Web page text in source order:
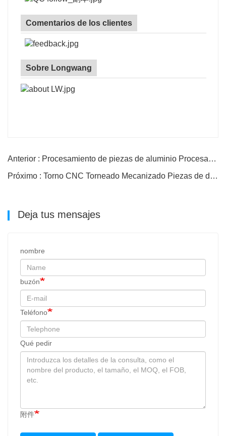
Comentarios de los clientes
Sobre Longwang
Anterior : Procesamiento de piezas de aluminio Procesamiento de alta calidad
Próximo : Torno CNC Torneado Mecanizado Piezas de dibujo de aluminio mecanizadas
Deja tus mensajes
nombre
buzón
Teléfono
Qué pedir
附件